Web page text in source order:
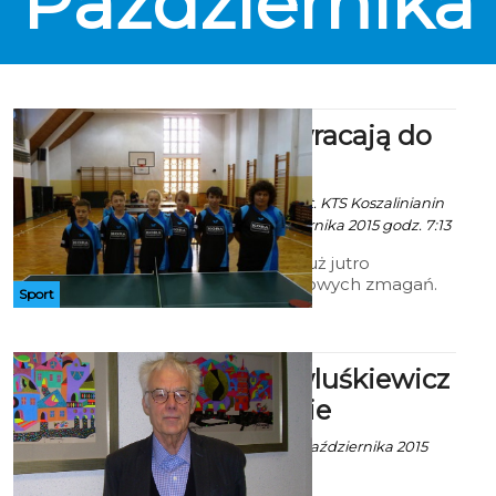
Sport
Tenisiści wracają do
gry
Artur Rutkowski / fot. KTS Koszalinianin
Koszalin - 2 Października 2015 godz. 7:13
Tenisiści stołowi już jutro
powracają do ligowych zmagań.
W nadchodzącym sezonie KTS
Mistrz Pawluśkiewicz
w Koszalinie
Robert Kuliński - 3 Października 2015
godz. 10:44